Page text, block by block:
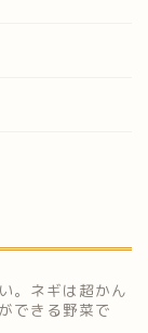
。ネギは超かん
できる野菜で